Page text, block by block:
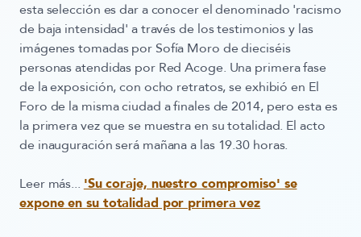
esta selección es dar a conocer el denominado 'racismo
de baja intensidad' a través de los testimonios y las
imágenes tomadas por Sofía Moro de dieciséis
personas atendidas por Red Acoge. Una primera fase
de la exposición, con ocho retratos, se exhibió en El
Foro de la misma ciudad a finales de 2014, pero esta es
la primera vez que se muestra en su totalidad. El acto
de inauguración será mañana a las 19.30 horas.
Leer más... 'Su coraje, nuestro compromiso' se
expone en su totalidad por primera vez